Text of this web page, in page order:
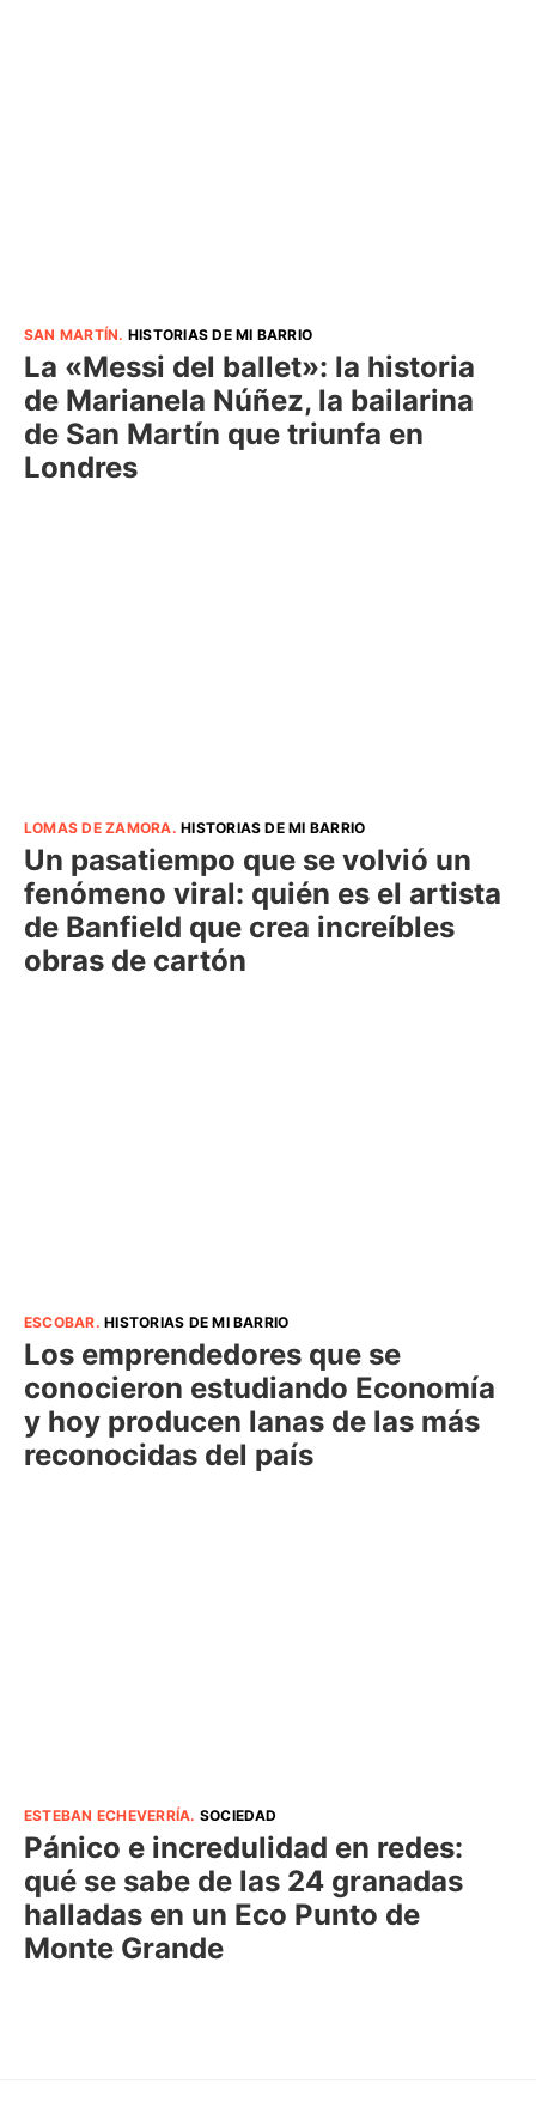
SAN MARTÍN. HISTORIAS DE MI BARRIO
La «Messi del ballet»: la historia
de Marianela Núñez, la bailarina
de San Martín que triunfa en
Londres
LOMAS DE ZAMORA.HISTORIAS DE MI BARRIO
Un pasatiempo que se volvió un
fenómeno viral: quién es el artista
de Banfield que crea increíbles
obras de cartón
ESCOBAR.HISTORIAS DE MI BARRIO
Los emprendedores que se
conocieron estudiando Economía
y hoy producen lanas de las más
reconocidas del país
ESTEBAN ECHEVERRÍA. SOCIEDAD
Pánico e incredulidad en redes:
qué se sabe de las 24 granadas
halladas en un Eco Punto de
Monte Grande